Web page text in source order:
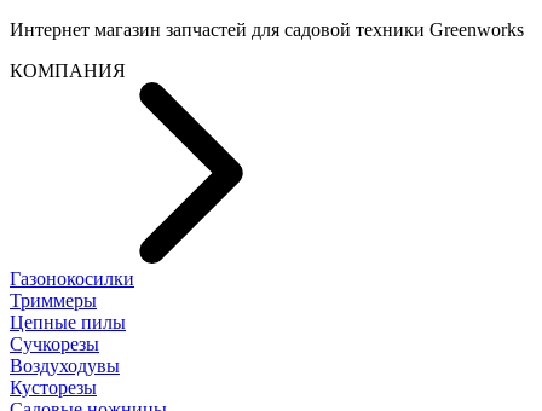
Интернет магазин запчастей для садовой техники Greenworks
КОМПАНИЯ
Газонокосилки
Триммеры
Цепные пилы
Cучкорезы
Воздуходувы
Кусторезы